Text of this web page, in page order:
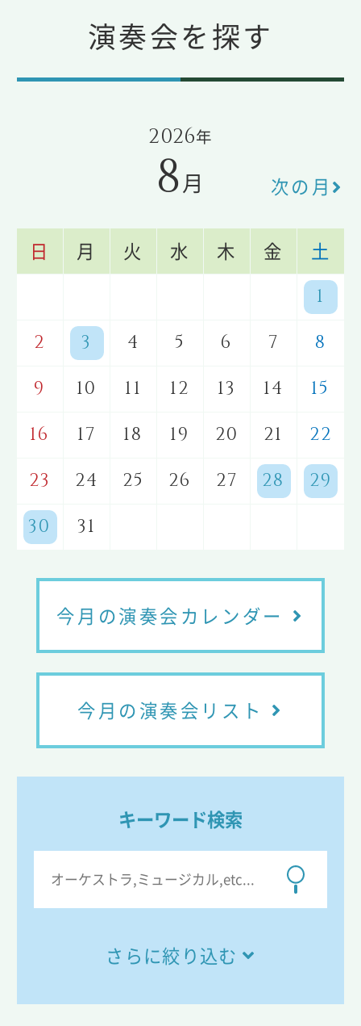
演奏会を探す
2026年
8月 次の月
日 月 火 水 木 金 土
1
2
3 4 5 6 7
8
9
10 11 12 13 14
15
16
17 18 19 20 21
22
23
24 25 26 27 28
29
30
31
今月の演奏会カレンダー
今月の演奏会リスト
キーワード検索
さらに絞り込む